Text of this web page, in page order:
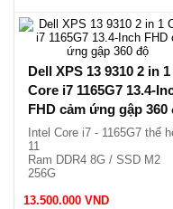
1.18kg.
Dell XPS 13 9310 2 in 1
Core i7 1165G7 13.4-
FHD cảm ứng gập 360
Intel Core i7 - 1165G7 thế
11
Ram DDR4 8G / SSD M2
256G
Siêu sang, nhẹ chỉ 1.32kg.
13.500.000 VND